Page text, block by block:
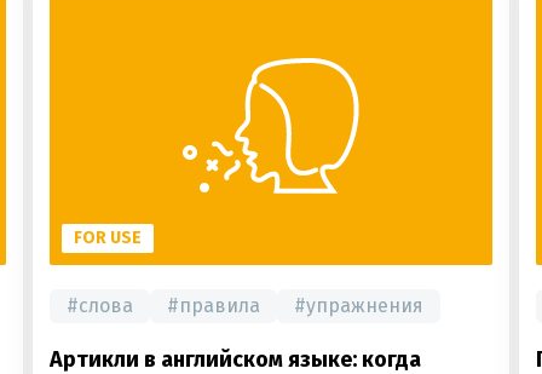
FOR USE
#слова #правила #упражнения
Артикли в английском языке: когда